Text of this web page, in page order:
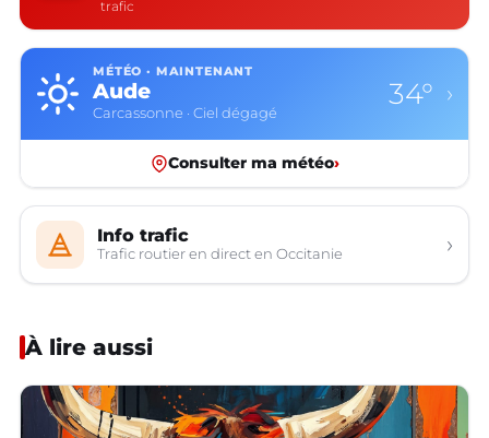
trafic
MÉTÉO · MAINTENANT
Aveyron
Rodez · Ciel dégagé
30° ›
Consulter ma météo›
Info trafic
Trafic routier en direct en Occitanie ›
À lire aussi